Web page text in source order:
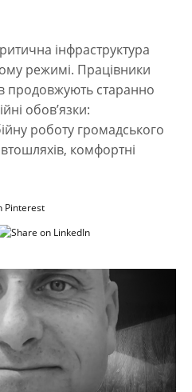
інфраструктура
режимі. Працівники
продовжують старанно
обов’язки:
роботу громадського
комфортні